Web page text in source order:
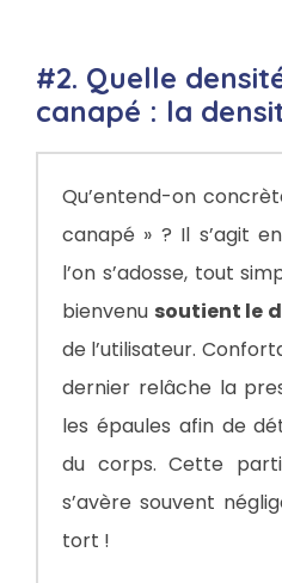
#2. Quelle
canapé : la
Qu’entend-on
canapé » ? Il s’agit
l’on s’adosse, tout
bienvenu soutient le
de l’utilisateur.
dernier relâche la
les épaules afin de
du corps. Cette
s’avère souvent
tort !